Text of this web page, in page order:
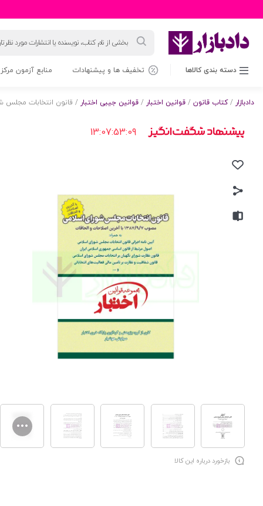
محصولات
دسته بندی کالاها تخفیف ها و پیشنهادات منابع آزمون
دادبازار /کتاب قانون / قوانین اختبار / قوانین جیبی اختبار / قانون انتخابات مجلس
13:07:53:08
بازخورد درباره این کالا